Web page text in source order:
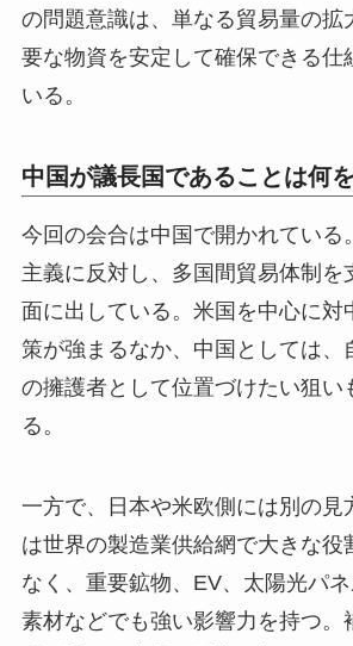
の問題意識は、単なる貿易量の拡
要な物資を安定して確保できる仕
いる。
中国が議長国であることは何
今回の会合は中国で開かれている
主義に反対し、多国間貿易体制を
面に出している。米国を中心に対
策が強まるなか、中国としては、
の擁護者として位置づけたい狙い
る。
一方で、日本や米欧側には別の見
は世界の製造業供給網で大きな役
なく、重要鉱物、EV、太陽光パ
素材などでも強い影響力を持つ。